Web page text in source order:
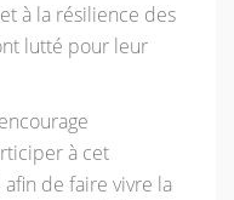
à la résilience des
lutté pour leur
à cet
de faire vivre la